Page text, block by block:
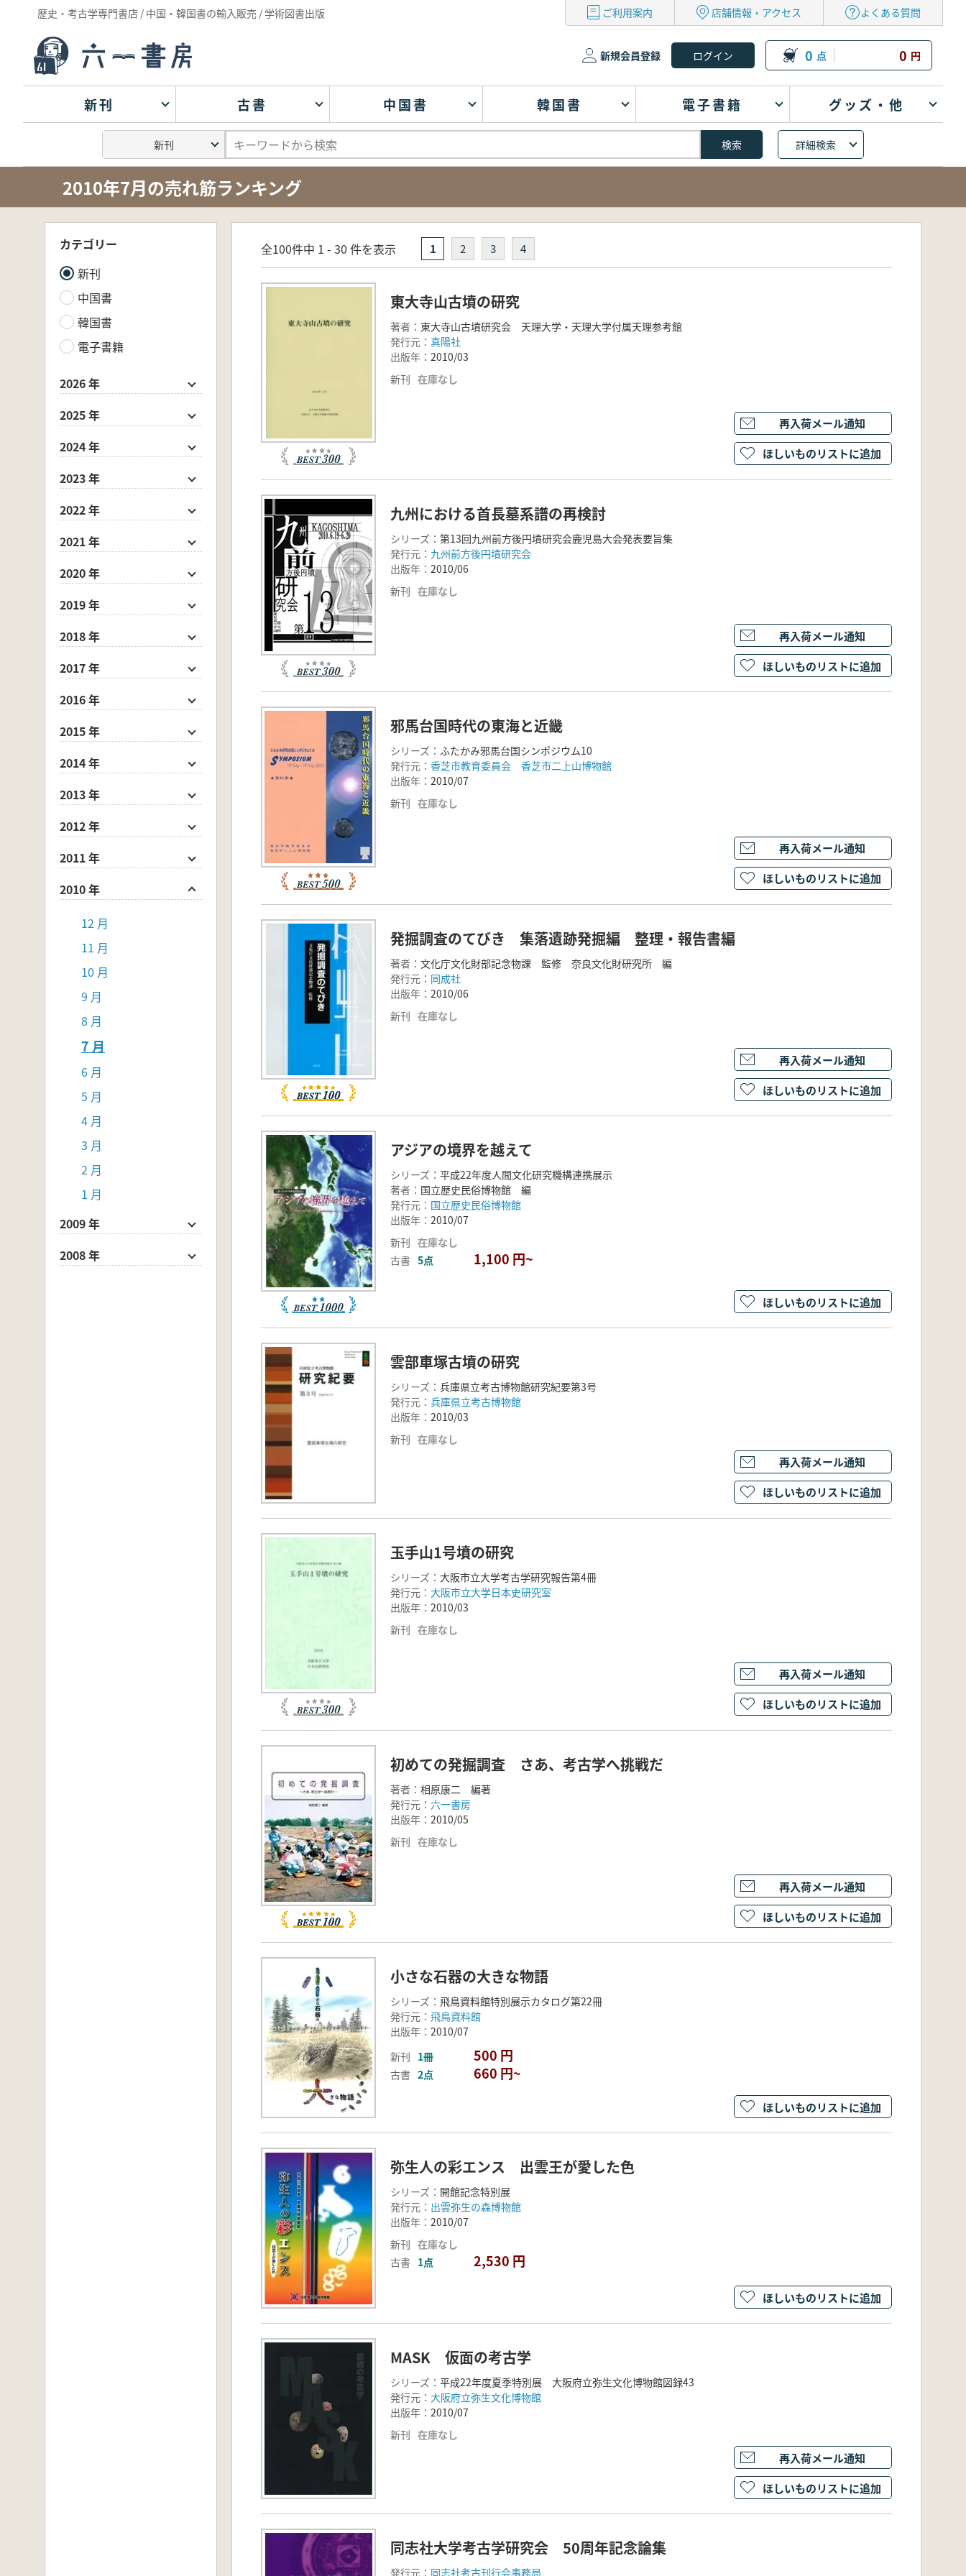
歴史・考古学専門書店 / 中国・韓国書の輸入販売 / 学術図書出版 ご利用案内 店舗情報・アクセス よくある質問
新規会員登録 0 点 0 円
新刊 古書 中国書 韓国書 電子書籍 グッズ・他
詳細検索
2010年7月の売れ筋ランキング
カテゴリー
新刊
中国書
韓国書
電子書籍
2026 年
2025 年
2024 年
2023 年
2022 年
2021 年
2020 年
2019 年
2018 年
2017 年
2016 年
2015 年
2014 年
2013 年
2012 年
2011 年
2010 年
12 月
11 月
10 月
9 月
8 月
7 月
6 月
5 月
4 月
3 月
2 月
1 月
2009 年
2008 年
全100件中 1 - 30 件を表示 1 2 3 4
東大寺山古墳の研究
著者： 東大寺山古墳研究会 天理大学・天理大学付属天理参考館
発行元： 真陽社
出版年： 2010/03
新刊 在庫なし
再入荷メール通知
ほしいものリストに追加
九州における首長墓系譜の再検討
シリーズ： 第13回九州前方後円墳研究会鹿児島大会発表要旨集
発行元： 九州前方後円墳研究会
出版年： 2010/06
新刊 在庫なし
再入荷メール通知
ほしいものリストに追加
邪馬台国時代の東海と近畿
シリーズ： ふたかみ邪馬台国シンポジウム10
発行元： 香芝市教育委員会 香芝市二上山博物館
出版年： 2010/07
新刊 在庫なし
再入荷メール通知
ほしいものリストに追加
発掘調査のてびき 集落遺跡発掘編 整理・報告書編
著者： 文化庁文化財部記念物課 監修 奈良文化財研究所 編
発行元： 同成社
出版年： 2010/06
新刊 在庫なし
再入荷メール通知
ほしいものリストに追加
アジアの境界を越えて
シリーズ： 平成22年度人間文化研究機構連携展示
著者： 国立歴史民俗博物館 編
発行元： 国立歴史民俗博物館
出版年： 2010/07
新刊 在庫なし
古書 5点 1,100 円~
ほしいものリストに追加
雲部車塚古墳の研究
シリーズ： 兵庫県立考古博物館研究紀要第3号
発行元： 兵庫県立考古博物館
出版年： 2010/03
新刊 在庫なし
再入荷メール通知
ほしいものリストに追加
玉手山1号墳の研究
シリーズ： 大阪市立大学考古学研究報告第4冊
発行元： 大阪市立大学日本史研究室
出版年： 2010/03
新刊 在庫なし
再入荷メール通知
ほしいものリストに追加
初めての発掘調査 さあ、考古学へ挑戦だ
著者： 相原康二 編著
発行元： 六一書房
出版年： 2010/05
新刊 在庫なし
再入荷メール通知
ほしいものリストに追加
小さな石器の大きな物語
シリーズ： 飛鳥資料館特別展示カタログ第22冊
発行元： 飛鳥資料館
出版年： 2010/07
新刊 1冊 500 円
古書 2点 660 円~
ほしいものリストに追加
弥生人の彩エンス 出雲王が愛した色
シリーズ： 開館記念特別展
発行元： 出雲弥生の森博物館
出版年： 2010/07
新刊 在庫なし
古書 1点 2,530 円
ほしいものリストに追加
MASK 仮面の考古学
シリーズ： 平成22年度夏季特別展 大阪府立弥生文化博物館図録43
発行元： 大阪府立弥生文化博物館
出版年： 2010/07
新刊 在庫なし
再入荷メール通知
ほしいものリストに追加
同志社大学考古学研究会 50周年記念論集
発行元： 同志社考古刊行会事務局